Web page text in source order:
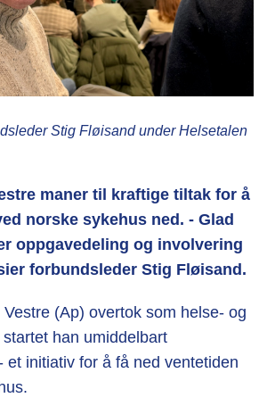
Stig Fløisand under Helsetalen
maner til kraftige tiltak for å
norske sykehus ned. - Glad
oppgavedeling og involvering
forbundsleder Stig Fløisand.
(Ap) overtok som helse- og
han umiddelbart
et initiativ for å få ned ventetiden